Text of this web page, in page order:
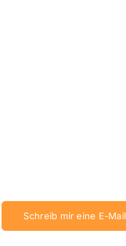
Schreib mir eine E-Mail